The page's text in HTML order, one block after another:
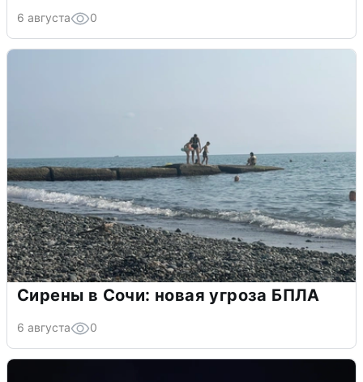
6 августа 0
Сирены в Сочи: новая угроза БПЛА
6 августа 0